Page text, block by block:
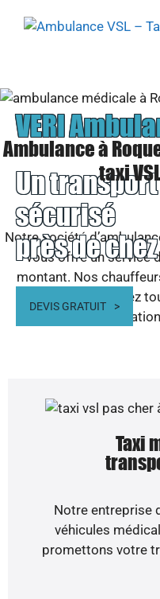
VERI
Un
sécurisé
près de
DEVIS GRATUIT
Ambulance à
taxi
Notre société
vous offre un service
montant. Nos
CPAM. Découvrez
Taxi
Notre entreprise
véhicules
promettons votre